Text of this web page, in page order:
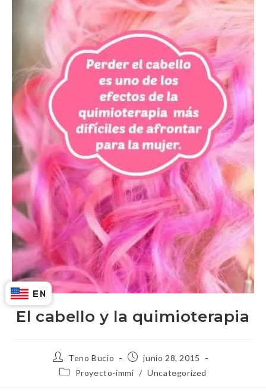
El cabello y la quimioterapia
Teno Bucio
junio 28, 2015
Proyecto-immi / Uncategorized